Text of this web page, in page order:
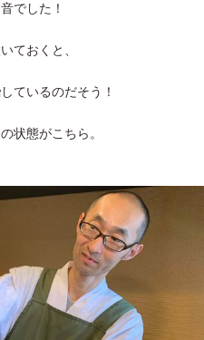
でした！
ておくと、
しているのだそう！
状態がこちら。